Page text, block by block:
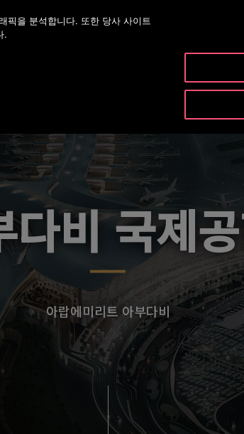
대표번호 02-2007-5800
다비 국제
아랍에미리트 아부다비
픽을 분석합니다. 또한 당사 사이트
.